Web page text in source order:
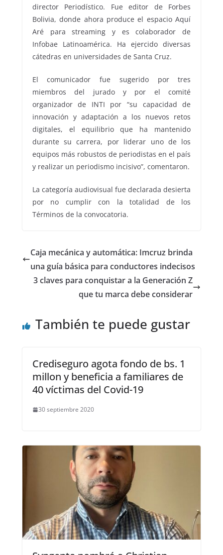
director Periodístico. Fue editor de Forbes
Bolivia, donde ahora produce el espacio Aquí
Aré para streaming y es colaborador de
Infobae Latinoamérica. Ha ejercido diversas
cátedras en universidades de Santa Cruz.
El comunicador fue sugerido por tres
miembros del jurado y por el comité
organizador de INTI por “su capacidad de
innovación y adaptación a los nuevos retos
digitales, el equilibrio que ha mantenido
durante su carrera, por liderar uno de los
equipos más robustos de periodistas en el país
y realizar un periodismo incisivo”, comentaron.
La categoría audiovisual fue declarada desierta
por no cumplir con la totalidad de los
Términos de la convocatoria.
Caja mecánica y automática: Imcruz brinda
una guía básica para conductores indecisos
3 claves para conquistar a la Generación Z
que tu marca debe considerar
También te puede gustar
Crediseguro agota fondo de bs. 1
millon y beneficia a familiares de
40 víctimas del Covid-19
30 septiembre 2020